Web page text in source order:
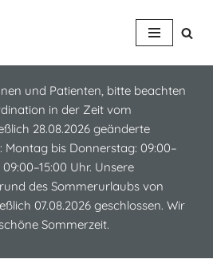
und Patienten, bitte beachten
in der Zeit vom
28.08.2026 geänderte
Montag bis Donnerstag: 09:00–
Uhr. Unsere
des Sommerurlaubs von
07.08.2026 geschlossen. Wir
Sommerzeit.